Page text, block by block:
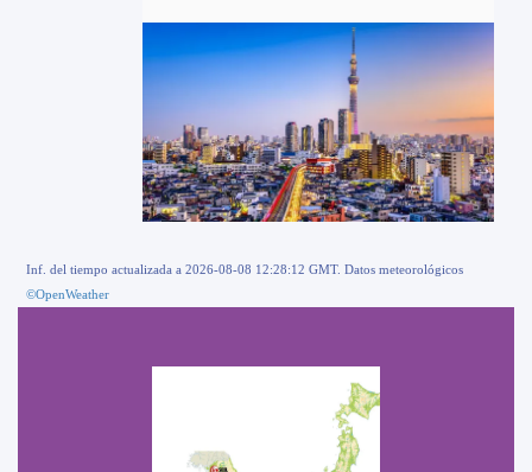
Inf. del tiempo actualizada a 2026-08-08 12:28:12 GMT. Datos meteorológicos
©OpenWeather